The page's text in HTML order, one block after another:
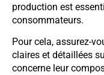
production est
consommateurs.
Pour cela, assurez-
claires et détaillées
concerne leur